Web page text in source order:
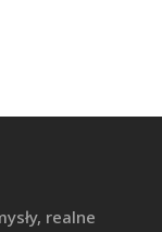
realne